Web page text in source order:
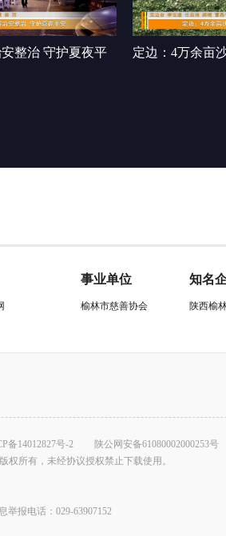
整治 守护夏夜平
定边：4万余亩
事业单位
榆林市慈善协会
知名
陕西榆
备14012827号-2
陕公网安备61080002000253号
所有，未经协议授权禁止下载使用。
报电话：029-63907152